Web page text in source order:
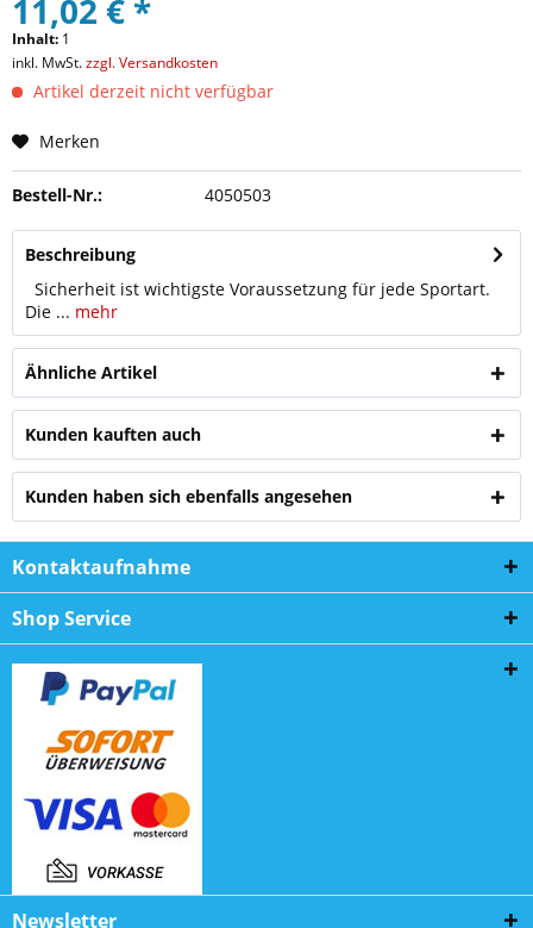
11,02 € *
Inhalt: 1
inkl. MwSt.zzgl. Versandkosten
Artikel derzeit nicht verfügbar
Merken
Bestell-Nr.: 4050503
Beschreibung
Sicherheit ist wichtigste Voraussetzung für jede Sportart.
Die ... mehr
Ähnliche Artikel
Kunden kauften auch
Kunden haben sich ebenfalls angesehen
Kontaktaufnahme
Shop Service
Newsletter